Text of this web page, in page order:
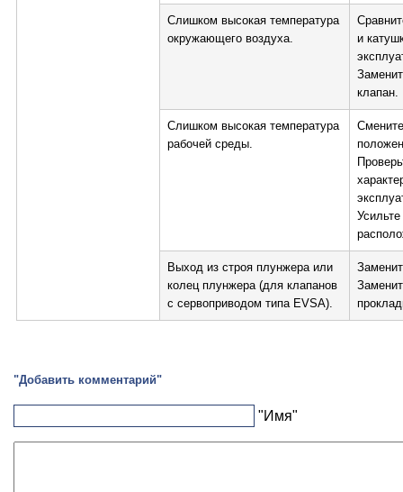
Слишком высокая температура
окружающего воздуха.
и
клапан.
Слишком высокая температура
рабочей среды.
Выход из строя плунжера или
колец плунжера (для клапанов
с сервоприводом типа EVSA).
"Добавить комментарий"
"Имя"